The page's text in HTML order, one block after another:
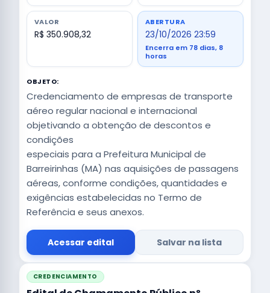
VALOR
R$ 350.908,32
ABERTURA
23/10/2026 23:59
Encerra em 78 dias, 8
horas
OBJETO:
Credenciamento de empresas de transporte
aéreo regular nacional e internacional
objetivando a obtenção de descontos e
condições
especiais para a Prefeitura Municipal de
Barreirinhas (MA) nas aquisições de passagens
aéreas, conforme condições, quantidades e
exigências estabelecidas no Termo de
Referência e seus anexos.
Acessar edital Salvar na lista
CREDENCIAMENTO